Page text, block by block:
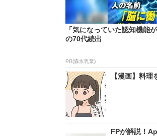
「気になっていた認知機能
の70代続出
PR(森永乳業)
【漫画】料
FPが解説！